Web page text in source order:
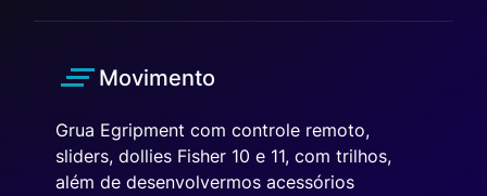
Movimento
Grua Egripment com controle remoto,
sliders, dollies Fisher 10 e 11, com trilhos,
além de desenvolvermos acessórios